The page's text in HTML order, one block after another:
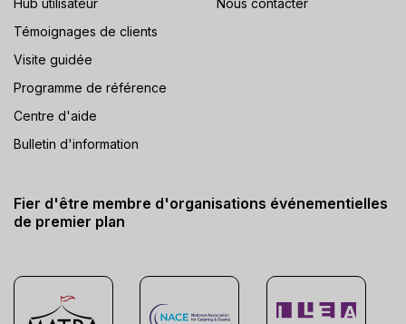
Hub utilisateur
Témoignages de clients
Visite guidée
Programme de référence
Centre d'aide
Bulletin d'information
Nous contacter
Fier d'être membre d'organisations événementielles
de premier plan